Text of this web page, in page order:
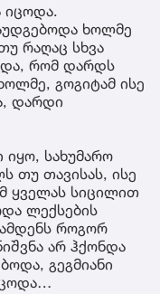
იცოდა.
ხოლმე
რაღაც სხვა
რომ დარდს
გოგიტამ ისე
დარდი
სახუმარო
თუ თავისას, ისე
ყველას სიცილით
ლექსების
როგორ
არ ჰქონდა
გეგმიანი